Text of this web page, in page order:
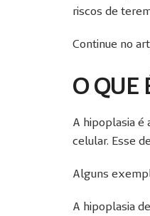
riscos de
Continue no
O QUE
A hipoplasia é
celular. Esse
Alguns
A hipoplasia